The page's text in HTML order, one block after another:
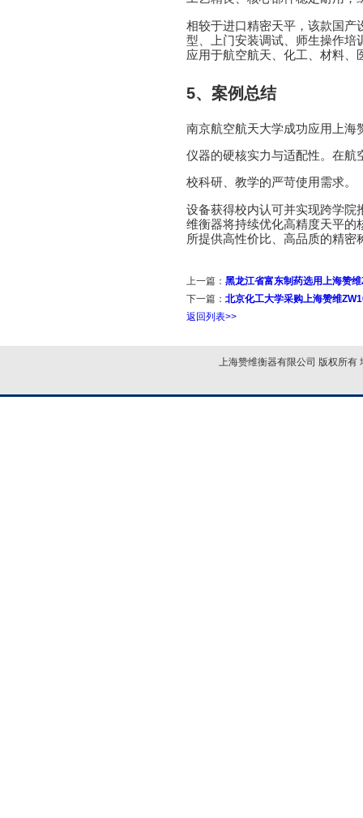
相较于进口精密天平，该款国产
型、上门安装调试、师生操作培
应用于航空航天、化工、材料
5、案例总结
南京航空航天大学成功应用上海
仪器的硬核实力与适配性。在航
校科研、教学的严苛使用需求。
设备获得校内认可并实现跨学院
维衡器将持续优化高精度天平的
所提供高性价比、高品质的精
上一篇： 黑龙江省富东制药选用上海赞
下一篇： 北京化工大学采购上海赞维
返回列表>>
上海赞维衡器有限公司 版权所